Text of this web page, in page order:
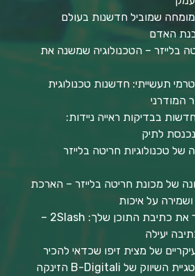
המומחה שמוביל חדשנות בעולם
האדם
בלייזר – הטכנולוגיה שמשנה את
תעשייתי: חדשנות טכנולוגית
המודרני
חדשות בבדיקות ראייה ניידות:
לתיק
טכנולוגיות חריטה בלייזר
של מכונת חריטה בלייזר – הארכת
על איכות
הכלי שישפר את כתיבת התוכן שלך: 2Slash –
כיצד אסטרטגיית השיווק של B-Digitali הזינקה